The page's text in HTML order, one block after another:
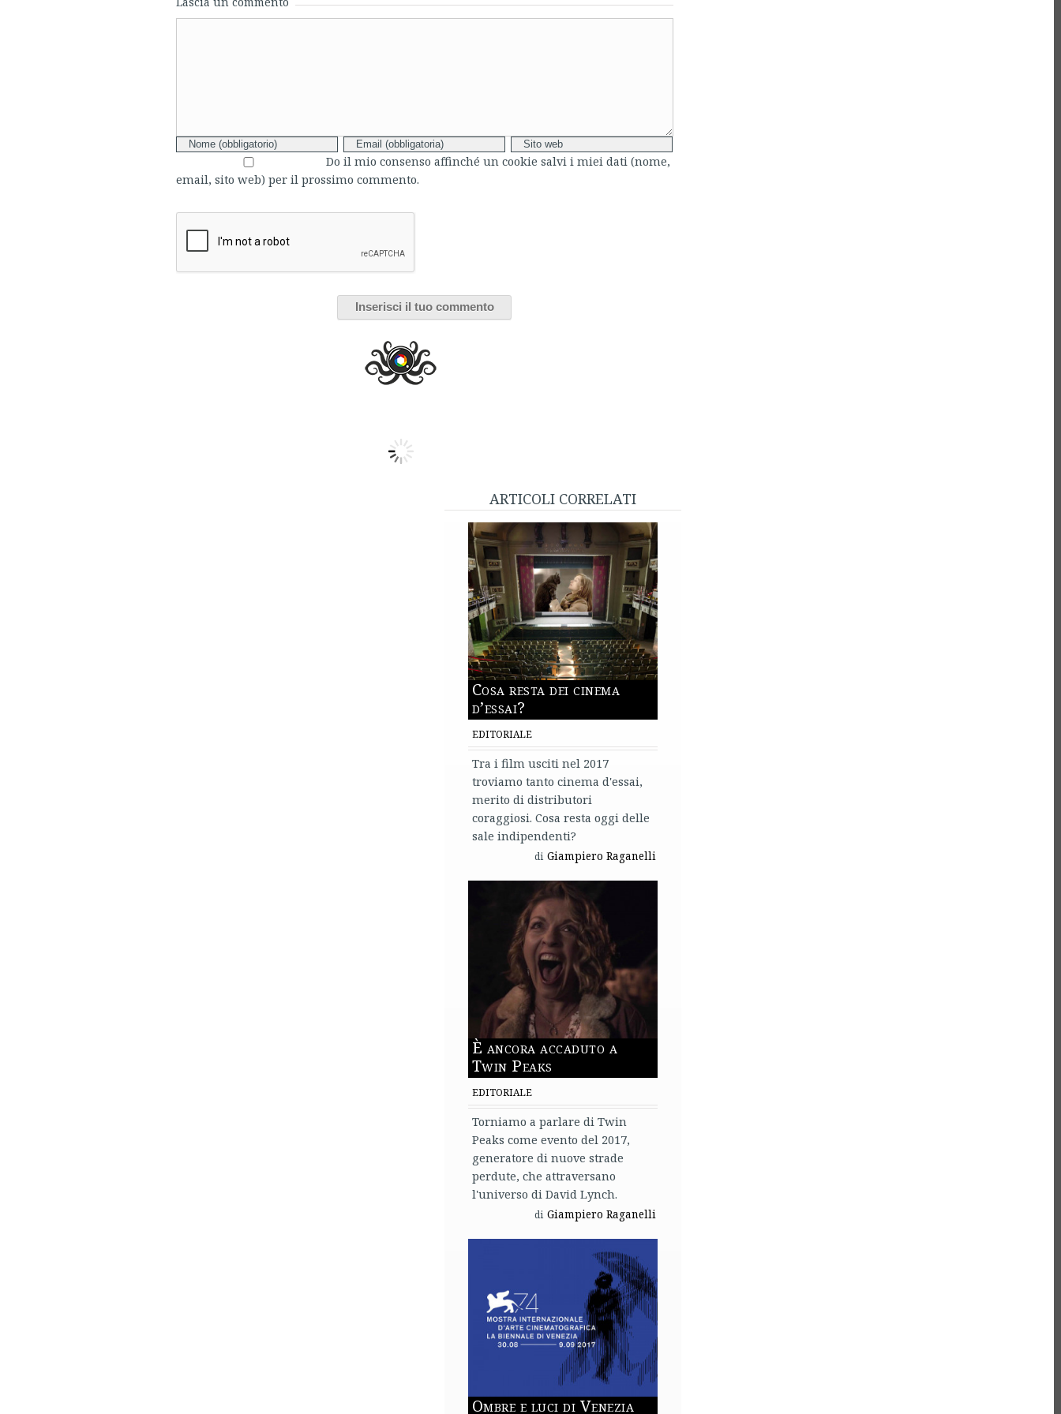
Do il mio consenso affinché un cookie salvi i miei dati (nome,
email, sito web) per il prossimo commento.
Maraviglioso Boccaccio: la recensione
Fratelli Tavianiscelgono di affrontare il
di Giovanni Boccaccio; facendolo, sembrano cadere vittime di un certo timore
reverenziale, o della troppa prudenza. Le 5 novelle scelte, infatti, vengono trattate in maniera
onesta e impeccabile quanto fredda e didascalica, priva di guizzi, e che finisce anche per
stemperare il furore narrativo del Boccaccio, soffocando sul nascere molti degli spunti che, sulla
Non un film da buttare via, ma che certamente lascia il sapore fastidioso di un’occasione un po’
sprecata (per quanto oggettivamente ardua). Amaro in bocca che aumenta se si pensa alle parti
migliori dell’opera: non la trattazione delle singole novelle, ma l’introduzione e un paio di
sequenze tra un racconto e l’altro che rappresentano i giovani protagonisti nella loro quotidianità
pestilenza è, infatti, potente ed efficace nel rappresentare sia l’angoscia che la perdita d’umanità,
mettendo in risalto comportamenti pietosi inevitabilmente isolati e contrastati dal contesto di
paura, cinismo e disperazione. Introduzione che rende più esplicita – e non a caso l’approccio più
personale dato dai registi coincide con la parte migliore del film – la vena macabra e la presenza
. Allo stesso modo, alcune scene di
passaggio tra una novella e l’altra rappresentano l’animo combattuto e lacerato dei giovani
novellieri, tra voglia di fuga e constatazione di una realtà della quale non si può far finta di nulla;
particolarmente riuscita, da questo punto di vista, è la scena del riposo agitato sull’erba che anticipa
Il problema di fondo sembra essere quello, frequente, del modo di approcciarsi a un’opera
letteraria di queste dimensioni: più si cerca di essere fedeli, più la rappresentazione risulta fredda
e didascalica, “educativa” nel senso liceale del termine, ma anche più lontana dagli spiriti più
profondi della data opera; al contrario, più si cerca di allargare le maglie del riferimento letterario,
più facilmente si possono intercettare questi spunti più profondi e meno immediati.
ha comunque dalla sua la costante e sommessa vena malinconica,
esplicitata dalla scelta delle novelle, e soprattutto la bellezza dei paesaggi, naturali e artistici, della
Toscana e dell’alto Lazio, splendidamente resi dalla fotografia di Simone Zampagni. Non sempre